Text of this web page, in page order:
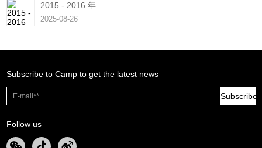
2015 - 2016 年
2025-08-26
Subscribe to Camp to get the latest news
Subscribe
Follow us